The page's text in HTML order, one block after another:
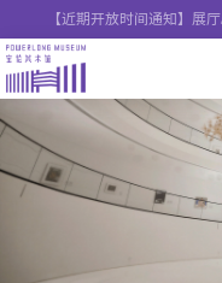
【近期开放时间通知】展
馆），艺术西